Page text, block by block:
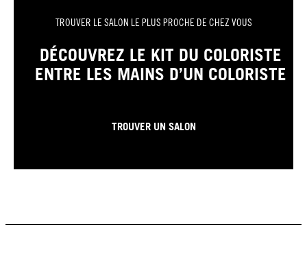
TROUVER LE SALON LE PLUS PROCHE DE CHEZ VOUS
DÉCOUVREZ LE KIT DU COLORISTE
ENTRE LES MAINS D’UN COLORISTE
TROUVER UN SALON